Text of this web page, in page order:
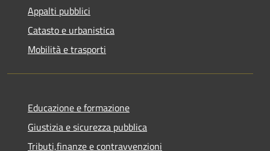
Appalti pubblici
Catasto e urbanistica
Mobilità e trasporti
Educazione e formazione
Giustizia e sicurezza pubblica
Tributi,finanze e contravvenzioni